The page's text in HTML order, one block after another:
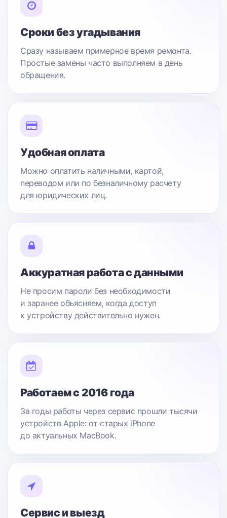
Сроки без угадывания
Сразу называем примерное время ремонта.
Простые замены часто выполняем в день
обращения.
Удобная оплата
Можно оплатить наличными, картой,
переводом или по безналичному расчету
для юридических лиц.
Аккуратная работа с данными
Не просим пароли без необходимости
и заранее объясняем, когда доступ
к устройству действительно нужен.
Работаем с 2016 года
За годы работы через сервис прошли тысячи
устройств Apple: от старых iPhone
до актуальных MacBook.
Сервис и выезд